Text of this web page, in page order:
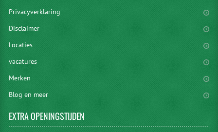
Privacyverklaring
Disclaimer
Locaties
vacatures
Merken
Blog en meer
EXTRAOPENINGSTIJDEN